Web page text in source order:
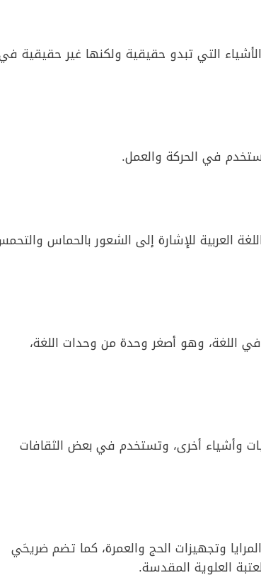
التي تبدو حقيقية ولكنها غير حقيقية
في الحركة والعمل.
العربية للإشارة إلى الشعور بالحماس
اللغة، وهو أصغر وحدة من وحدات اللغة،
وأشياء أخرى، وتستخدم في بعض الثقافات
وتجهيزات الحج والعمرة، كما تضم ضريحَي
العلوية المقدسة.